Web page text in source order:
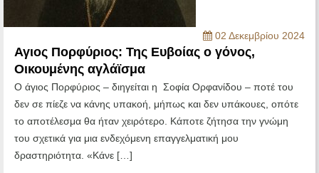
02 Δεκεμβρίου 2024
Αγιος Πορφύριος: Της Ευβοίας ο γόνος,
Οικουμένης αγλάϊσμα
Ο άγιος Πορφύριος – διηγείται η Σοφία Ορφανίδου – ποτέ του
δεν σε πίεζε να κάνης υπακοή, μήπως και δεν υπάκουες, οπότε
το αποτέλεσμα θα ήταν χειρότερο. Κάποτε ζήτησα την γνώμη
του σχετικά για μια ενδεχόμενη επαγγελματική μου
δραστηριότητα. «Κάνε […]